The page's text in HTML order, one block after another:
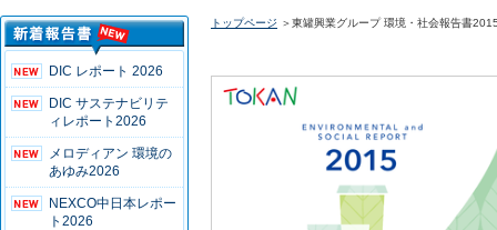
DIC レポート 2026
DIC サステナビリテ
ィレポート2026
メロディアン 環境の
あゆみ2026
NEXCO中日本レポー
ト2026
トップページ ＞東罐興業グループ 環境・社会報告書